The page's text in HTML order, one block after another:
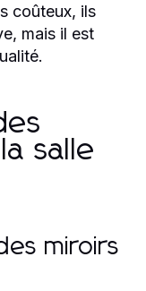
coûteux, ils
mais il est
salle
miroirs